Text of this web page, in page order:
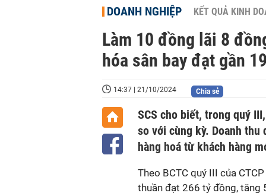
DOANH NGHIỆP KẾT QUẢ KINH
Làm 10 đồng lãi 8
hóa sân bay đạt gần
14:37 | 21/10/2024 Chia sẻ
SCS cho biết, trong quý
so với cùng kỳ. Doanh thu
hàng hoá từ khách hàng
Theo BCTC quý III của CTCP
thuần đạt 266 tỷ đồng, tăng